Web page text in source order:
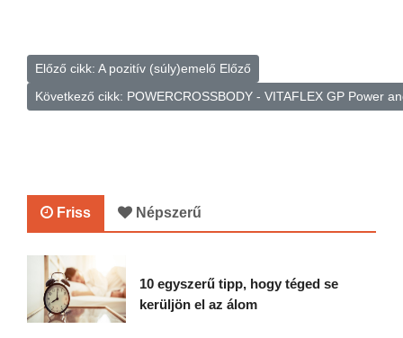
Előző cikk: A pozitív (súly)emelő Előző
Következő cikk: POWERCROSSBODY - VITAFLEX GP Power
Friss Népszerű
10 egyszerű tipp, hogy téged se
kerüljön el az álom